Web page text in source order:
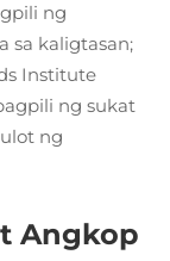
ng
sa kaligtasan;
Institute
ng sukat
ng
Angkop